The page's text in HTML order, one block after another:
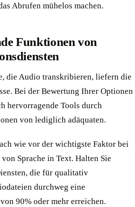
Abrufen mühelos machen.
Funktionen von
die Audio transkribieren, liefern die
Bei der Bewertung Ihrer Optionen
hervorragende Tools durch
von lediglich adäquaten.
wie vor der wichtigste Faktor bei
Sprache in Text. Halten Sie
die für qualitativ
durchweg eine
90% oder mehr erreichen.